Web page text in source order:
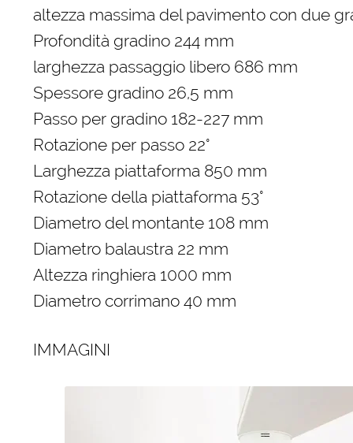
altezza massima del pavimento con due
Profondità gradino 244 mm
larghezza passaggio libero 686 mm
Spessore gradino 26,5 mm
Passo per gradino 182-227 mm
Rotazione per passo 22°
Larghezza piattaforma 850 mm
Rotazione della piattaforma 53°
Diametro del montante 108 mm
Diametro balaustra 22 mm
Altezza ringhiera 1000 mm
Diametro corrimano 40 mm
IMMAGINI